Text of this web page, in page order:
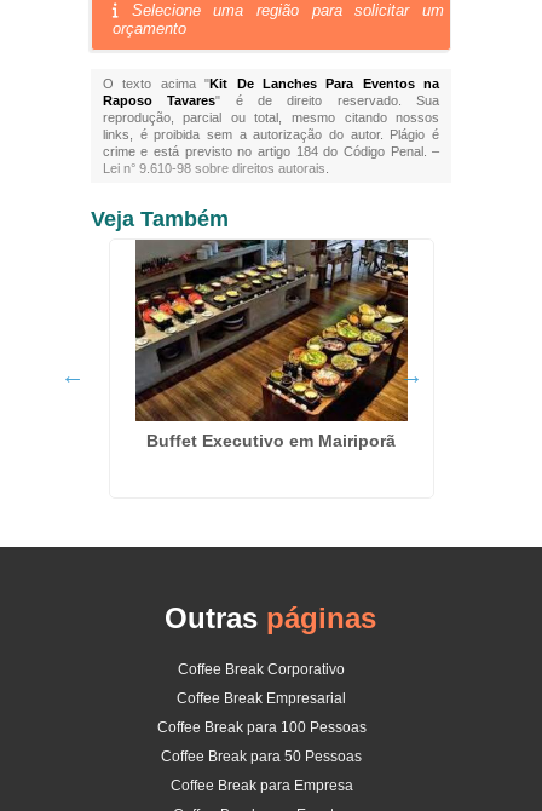
Selecione uma região para solicitar um
orçamento
O texto acima "Kit De Lanches Para Eventos na
Raposo Tavares" é de direito reservado. Sua
reprodução, parcial ou total, mesmo citando nossos
links, é proibida sem a autorização do autor. Plágio é
crime e está previsto no artigo 184 do Código Penal. –
Lei n° 9.610-98 sobre direitos autorais
Veja Também
Buffet Executivo em Mairiporã
Outras páginas
Coffee Break Corporativo
Coffee Break Empresarial
Coffee Break para 100 Pessoas
Coffee Break para 50 Pessoas
Coffee Break para Empresa